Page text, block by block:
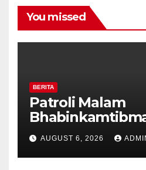
You missed
BERITA
Patroli Malam
Pilar Kelurahan
Perkuat
Diajak Aktifkan
AUGUST 6, 2026